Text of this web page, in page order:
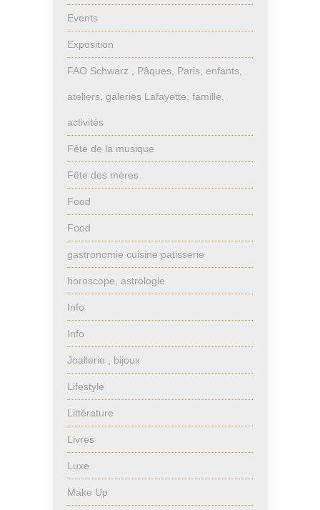
Events
Exposition
FAO Schwarz , Pâques, Paris, enfants,
ateliers, galeries Lafayette, famille,
activités
Fête de la musique
Fête des mères
Food
Food
gastronomie cuisine patisserie
horoscope, astrologie
Info
Info
Joallerie , bijoux
Lifestyle
Littérature
Livres
Luxe
Make Up